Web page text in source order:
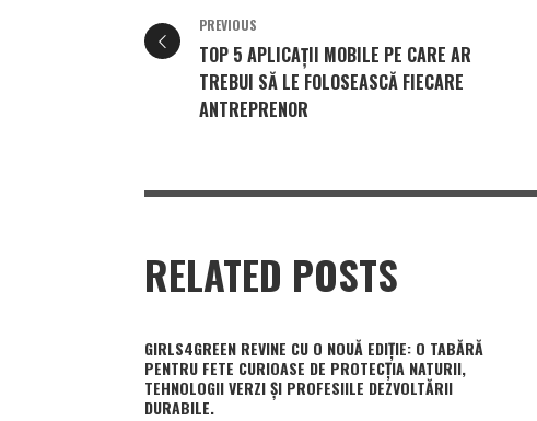
PREVIOUS
TOP 5 APLICAȚII MOBILE PE CARE AR
TREBUI SĂ LE FOLOSEASCĂ FIECARE
ANTREPRENOR
RELATED POSTS
GIRLS4GREEN REVINE CU O NOUĂ EDIȚIE: O TABĂRĂ
PENTRU FETE CURIOASE DE PROTECȚIA NATURII,
TEHNOLOGII VERZI ȘI PROFESIILE DEZVOLTĂRII
DURABILE.